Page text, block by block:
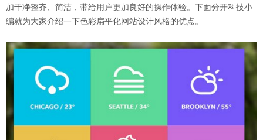
加干净整齐、简洁，带给用户更加良好的操作体验。下面分开科技小
编就为大家介绍一下色彩扁平化网站设计风格的优点。